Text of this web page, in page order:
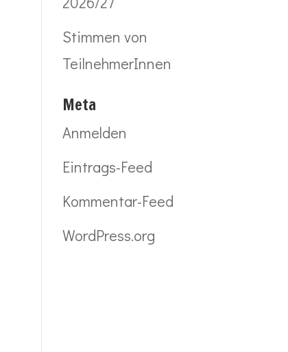
Stimmen von
TeilnehmerInnen
Meta
Anmelden
Eintrags-Feed
Kommentar-Feed
WordPress.org